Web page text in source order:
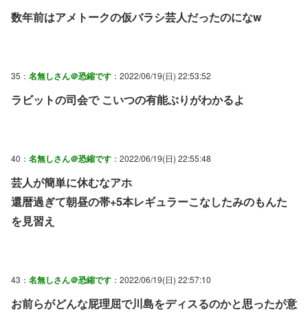
数年前はアメトークの仮バラシ芸人だったのになw
35： 名無しさん＠恐縮です ：2022/06/19(日) 22:53:52
ラビットの司会で こいつの有能ぶりがわかるよ
40： 名無しさん＠恐縮です ：2022/06/19(日) 22:55:48
芸人が簡単に休むなアホ
還暦過ぎて朝昼の帯+5本レギュラーこなしたみのもんた
を見習え
43： 名無しさん＠恐縮です ：2022/06/19(日) 22:57:10
お前らがどんな屁理屈で川島をディスるのかと思ったが意